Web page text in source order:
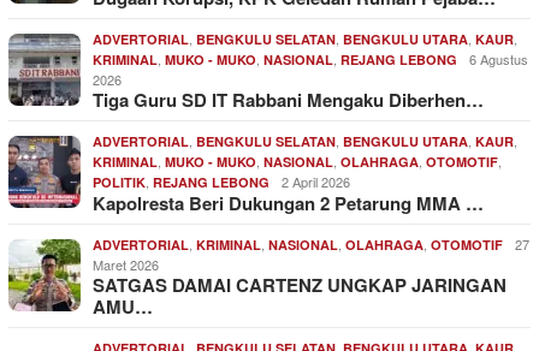
ADVERTORIAL BENGKULU SELATAN BENGKULU UTARA KAUR
KRIMINAL MUKO - MUKO NASIONAL REJANG LEBONG
6 Agustus
2026
Tiga Guru SD IT Rabbani Mengaku Diberhen…
ADVERTORIAL BENGKULU SELATAN BENGKULU UTARA KAUR
KRIMINAL MUKO - MUKO NASIONAL OLAHRAGA OTOMOTIF
POLITIK REJANG LEBONG 2 April 2026
Kapolresta Beri Dukungan 2 Petarung MMA …
ADVERTORIAL KRIMINAL NASIONAL OLAHRAGA OTOMOTIF
27
Maret 2026
SATGAS DAMAI CARTENZ UNGKAP JARINGAN
AMU…